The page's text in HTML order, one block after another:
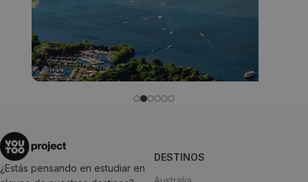
¿Estás pensando en estudiar en
DESTINOS